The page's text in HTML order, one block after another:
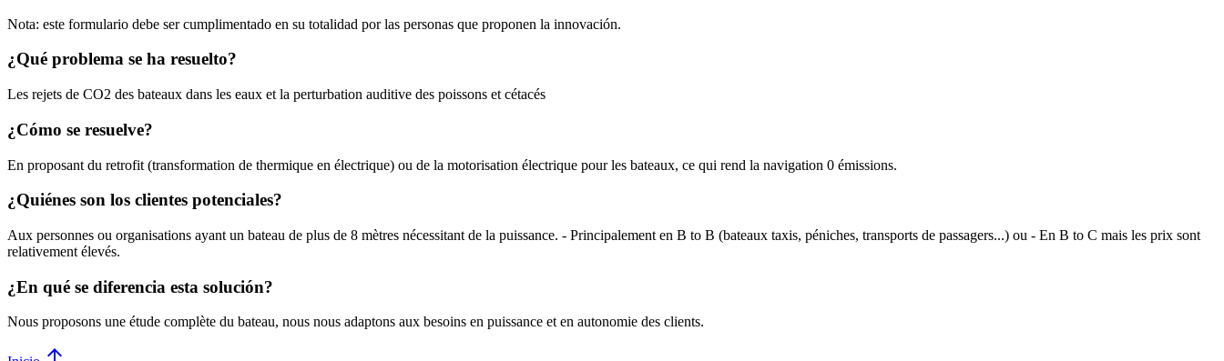
Nota: este formulario debe ser cumplimentado en su totalidad por las personas que proponen la innovación.
¿Qué problema se ha resuelto?
Les rejets de CO2 des bateaux dans les eaux et la perturbation auditive des poissons et cétacés
¿Cómo se resuelve?
En proposant du retrofit (transformation de thermique en électrique) ou de la motorisation électrique pour les bateaux, ce qui rend la navigation 0 émissions.
¿Quiénes son los clientes potenciales?
Aux personnes ou organisations ayant un bateau de plus de 8 mètres nécessitant de la puissance. - Principalement en B to B (bateaux taxis, péniches, transports de passagers...) ou - En B to C mais les prix sont
relativement élevés.
¿En qué se diferencia esta solución?
Nous proposons une étude complète du bateau, nous nous adaptons aux besoins en puissance et en autonomie des clients.
arrow_upward